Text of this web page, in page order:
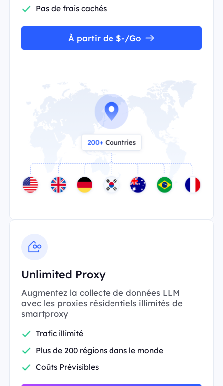
Pas de frais cachés
À partir de $-/Go
Unlimited Proxy
Augmentez la collecte de données LLM
avec les proxies résidentiels illimités de
smartproxy
Trafic illimité
Plus de 200 régions dans le monde
Coûts Prévisibles